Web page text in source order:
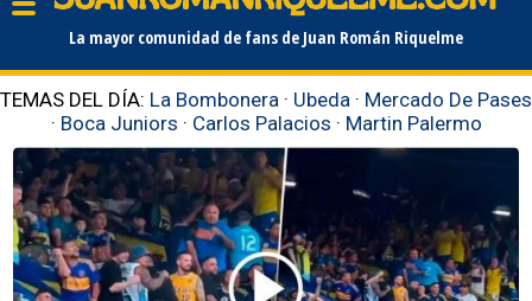
La mayor comunidad de fans de Juan Román Riquelme
TEMAS DEL DÍA: La Bombonera · Ubeda · Mercado De Pases
· Boca Juniors · Carlos Palacios · Martin Palermo